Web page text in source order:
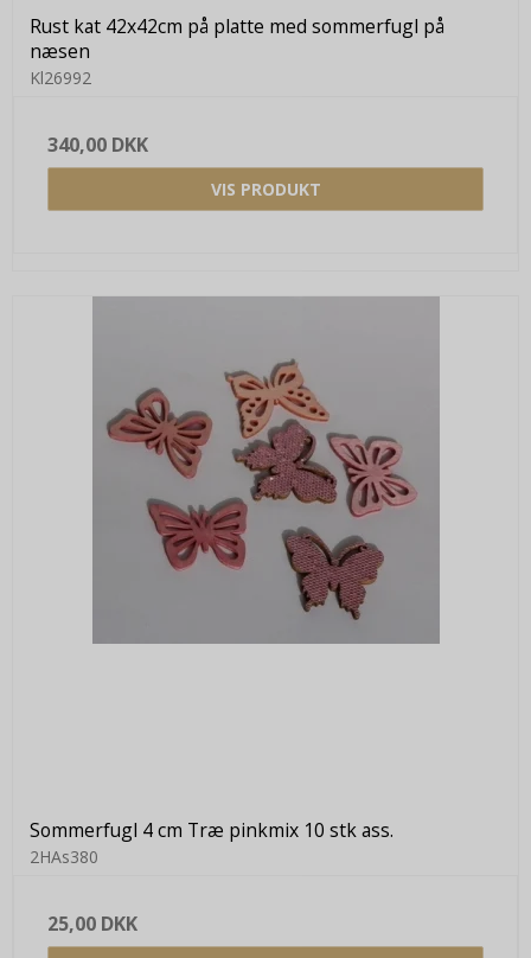
Rust kat 42x42cm på platte med sommerfugl på
næsen
Kl26992
340,00 DKK
VIS PRODUKT
Sommerfugl 4 cm Træ pinkmix 10 stk ass.
2HAs380
25,00 DKK